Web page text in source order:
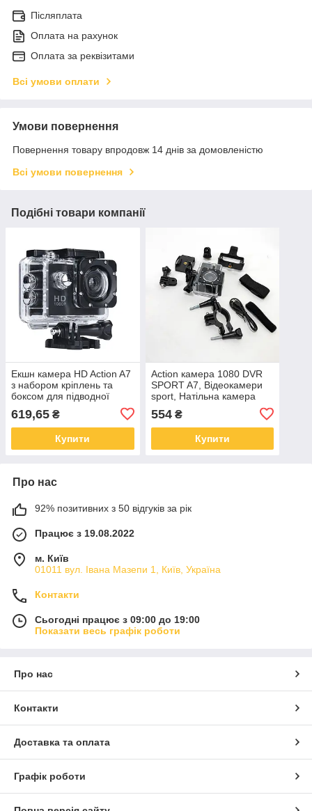
Післяплата
Оплата на рахунок
Оплата за реквізитами
Всі умови оплати
Умови повернення
Повернення товару впродовж 14 днів за домовленістю
Всі умови повернення
Подібні товари компанії
Екшн камера HD Action A7
з набором кріплень та
боксом для підводної
619,65 ₴
Купити
Action камера 1080 DVR
SPORT A7, Відеокамери
sport, Натільна камера
554₴
Купити
Про нас
92% позитивних з 50 відгуків за рік
Працює з 19.08.2022
м. Київ
01011 вул. Івана Мазепи 1, Київ, Україна
Контакти
Сьогодні працює з 09:00 до 19:00
Показати весь графік роботи
Про нас
Контакти
Доставка та оплата
Графік роботи